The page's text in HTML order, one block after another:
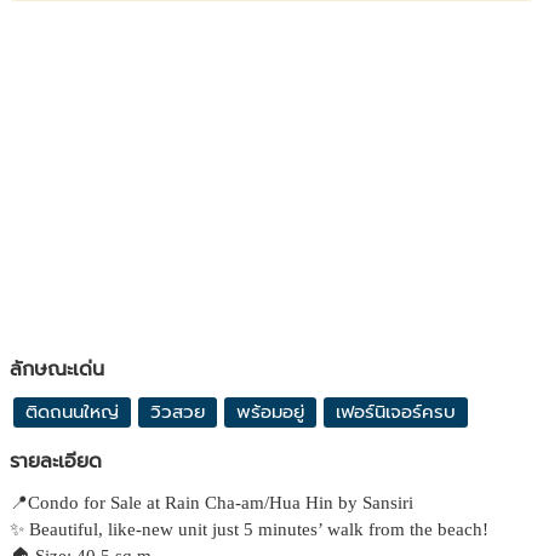
ลักษณะเด่น
ติดถนนใหญ่ วิวสวย พร้อมอยู่ เฟอร์นิเจอร์ครบ
รายละเอียด
📍Condo for Sale at Rain Cha-am/Hua Hin by Sansiri
✨ Beautiful, like-new unit just 5 minutes’ walk from the beach!